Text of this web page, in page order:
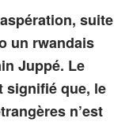
suite
un rwandais
Juppé. Le
signifié que, le
n’est